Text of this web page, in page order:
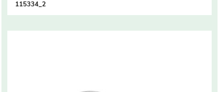
115334_2